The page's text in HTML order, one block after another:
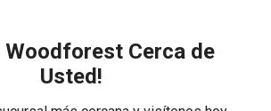
Woodforest Cerca de
Usted!